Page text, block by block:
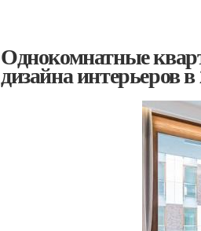
Однокомнатные
дизайна интерьеров в